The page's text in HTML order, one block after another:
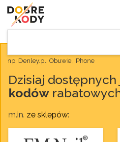
np. Denley.pl, Obuwie, iPhone
Dzisiaj
kodów
m.in. ze sklepów: